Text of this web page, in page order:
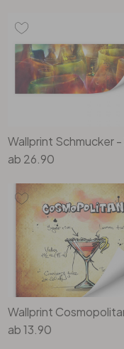
ab 26.90
ab13.90